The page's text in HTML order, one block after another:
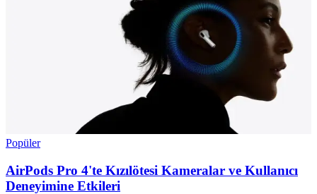
Popüler
AirPods Pro 4'te Kızılötesi Kameralar ve Kullanıcı
Deneyimine Etkileri